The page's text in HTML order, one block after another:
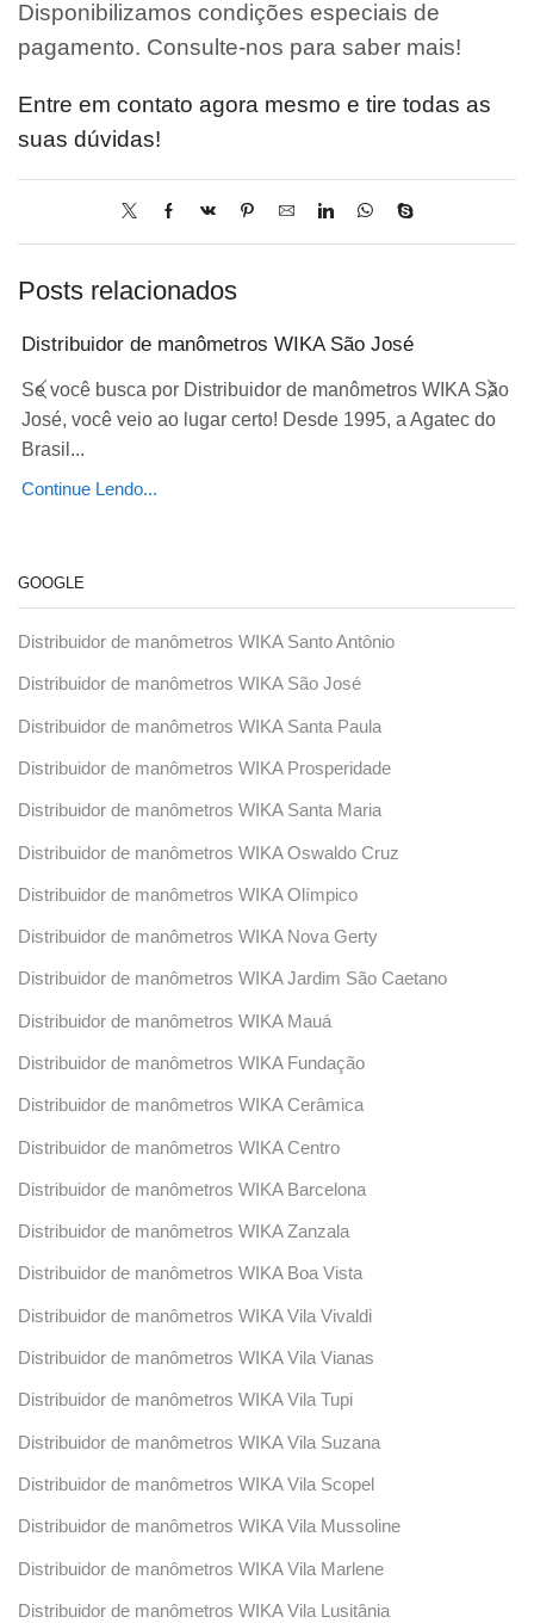
Disponibilizamos condições especiais de
pagamento. Consulte-nos para saber mais!
Entre em contato agora mesmo e tire todas as
suas dúvidas!
Posts relacionados
Distribuidor de manômetros WIKA São José
Se você busca por Distribuidor de manômetros WIKA São
José, você veio ao lugar certo! Desde 1995, a Agatec do
Brasil...
Continue Lendo...
GOOGLE
Distribuidor de manômetros WIKA Santo Antônio
Distribuidor de manômetros WIKA São José
Distribuidor de manômetros WIKA Santa Paula
Distribuidor de manômetros WIKA Prosperidade
Distribuidor de manômetros WIKA Santa Maria
Distribuidor de manômetros WIKA Oswaldo Cruz
Distribuidor de manômetros WIKA Olímpico
Distribuidor de manômetros WIKA Nova Gerty
Distribuidor de manômetros WIKA Jardim São Caetano
Distribuidor de manômetros WIKA Mauá
Distribuidor de manômetros WIKA Fundação
Distribuidor de manômetros WIKA Cerâmica
Distribuidor de manômetros WIKA Centro
Distribuidor de manômetros WIKA Barcelona
Distribuidor de manômetros WIKA Zanzala
Distribuidor de manômetros WIKA Boa Vista
Distribuidor de manômetros WIKA Vila Vivaldi
Distribuidor de manômetros WIKA Vila Vianas
Distribuidor de manômetros WIKA Vila Tupi
Distribuidor de manômetros WIKA Vila Suzana
Distribuidor de manômetros WIKA Vila Scopel
Distribuidor de manômetros WIKA Vila Mussoline
Distribuidor de manômetros WIKA Vila Marlene
Distribuidor de manômetros WIKA Vila Lusitânia